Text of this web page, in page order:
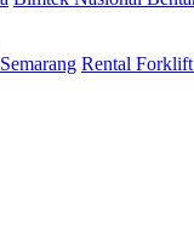
Rental Forklift